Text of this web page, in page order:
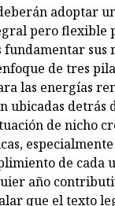
adoptar
pero flexible
sus
de tres
las energías
ubicadas detrás
de nicho
de cada
año
que el texto